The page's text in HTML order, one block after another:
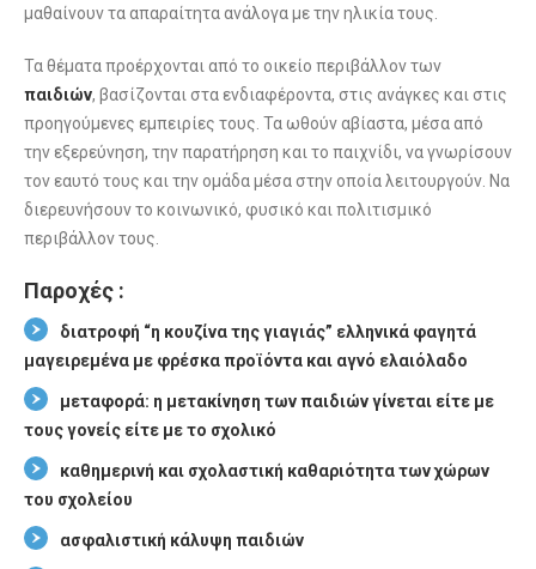
μαθαίνουν τα απαραίτητα ανάλογα με την ηλικία τους.
Τα θέματα προέρχονται από το οικείο περιβάλλον των
παιδιών, βασίζονται στα ενδιαφέροντα, στις ανάγκες και στις
προηγούμενες εμπειρίες τους. Τα ωθούν αβίαστα, μέσα από
την εξερεύνηση, την παρατήρηση και το παιχνίδι, να γνωρίσουν
τον εαυτό τους και την ομάδα μέσα στην οποία λειτουργούν. Να
διερευνήσουν το κοινωνικό, φυσικό και πολιτισμικό
περιβάλλον τους.
Παροχές :
διατροφή “η κουζίνα της γιαγιάς” ελληνικά φαγητά
μαγειρεμένα με φρέσκα προϊόντα και αγνό ελαιόλαδο
μεταφορά: η μετακίνηση των παιδιών γίνεται είτε με
τους γονείς είτε με το σχολικό
καθημερινή και σχολαστική καθαριότητα των χώρων
του σχολείου
ασφαλιστική κάλυψη παιδιών